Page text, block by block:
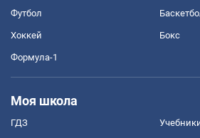
Футбол
Хоккей Бокс
Формула-1
Моя школа
ГДЗ